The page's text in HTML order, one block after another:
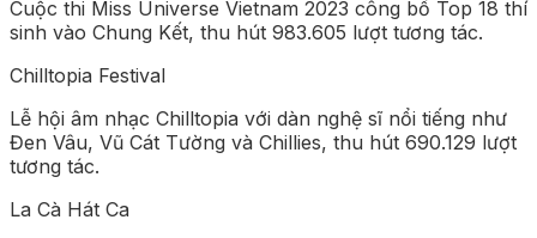
Cuộc thi Miss Universe Vietnam 2023 công bố Top 18 thí
sinh vào Chung Kết, thu hút 983.605 lượt tương tác.
Chilltopia Festival
Lễ hội âm nhạc Chilltopia với dàn nghệ sĩ nổi tiếng như
Đen Vâu, Vũ Cát Tường và Chillies, thu hút 690.129 lượt
tương tác.
La Cà Hát Ca